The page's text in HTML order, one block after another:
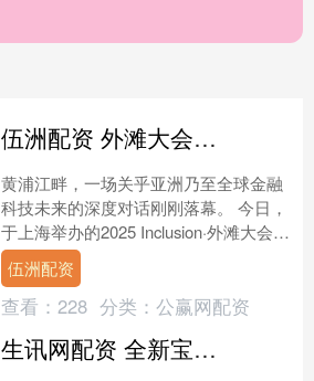
伍洲配资 外滩大会首届全球主题日召开，三大共识引领金融科技发展
黄浦江畔，一场关乎亚洲乃至全球金融
科技未来的深度对话刚刚落幕。 今日，
于上海举办的2025 Inclusion·外滩大会迎
来首个“全球主题日”。新加坡金融科技
节....
伍洲配资
查看： 228 分类： 公赢网配资
生讯网配资 全新宝马iX3全球亮相，续航805公里，明年上市